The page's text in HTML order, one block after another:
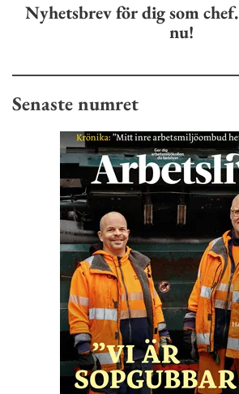
Nyhetsbrev för dig som
nu!
Senaste numret